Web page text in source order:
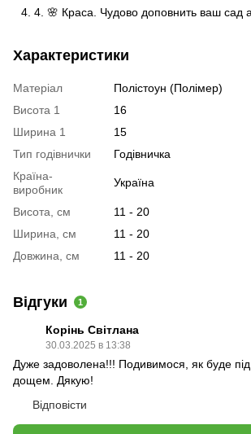
4. 🌸 Краса. Чудово доповнить ваш сад
Характеристики
Матеріал
Полістоун (Полімер)
Висота 1
16
Ширина 1
15
Тип годівнички
Годівничка
Країна-
виробник
Україна
Висота, см
11 - 20
Ширина, см
11 - 20
Довжина, см
11 - 20
Відгуки 1
Корінь Світлана
30.03.2025 в 13:38
Дуже задоволена!!! Подивимося, як буде
дощем. Дякую!
Відповісти